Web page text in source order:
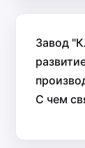
Завод
С чем